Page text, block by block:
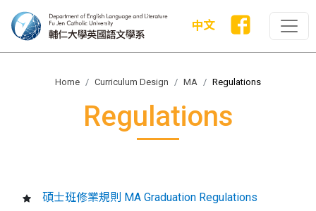
中文
Home Curriculum Design MA Regulations
Regulations
碩士班修業規則 MA Graduation Regulations